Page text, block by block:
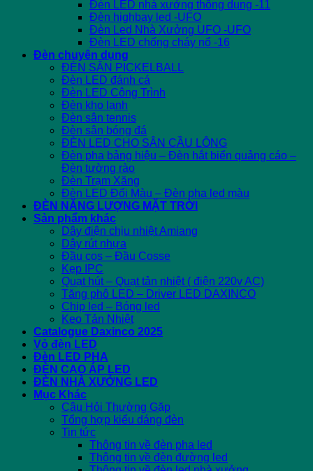
Đèn LED nhà xưởng thông dụng -11
Đèn highbay led -UFO
Đèn Led Nhà Xưởng UFO -UFO
Đèn LED chống cháy nổ -16
Đèn chuyên dụng
ĐÈN SÂN PICKELBALL
Đèn LED đánh cá
Đèn LED Công Trình
Đèn kho lạnh
Đèn sân tennis
Đèn sân bóng đá
ĐÈN LED CHO SÂN CẦU LÔNG
Đèn pha bảng hiệu – Đèn hắt biển quảng cáo –
Đèn tường rào
Đèn Trạm Xăng
Đèn LED Đổi Màu – Đèn pha led màu
ĐÈN NĂNG LƯỢNG MẶT TRỜI
Sản phẩm khác
Dây điện chịu nhiệt Amiang
Dây rút nhựa
Đầu cos – Đầu Cosse
Kẹp IPC
Quạt hút – Quạt tản nhiệt ( điện 220v AC)
Tăng phô LED – Driver LED DAXINCO
Chip led – Bóng led
Keo Tản Nhiệt
Catalogue Daxinco 2025
Vỏ đèn LED
Đèn LED PHA
ĐÈN CAO ÁP LED
ĐÈN NHÀ XƯỞNG LED
Mục Khác
Câu Hỏi Thường Gặp
Tổng hợp kiểu dáng đèn
Tin tức
Thông tin về đèn pha led
Thông tin về đèn đường led